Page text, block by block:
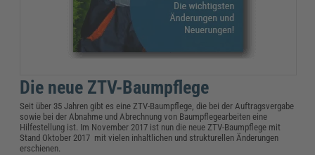
Die neue ZTV-Baumpflege
Seit über 35 Jahren gibt es eine ZTV-Baumpflege, die bei der Auftragsvergabe
sowie bei der Abnahme und Abrechnung von Baumpflegearbeiten eine
Hilfestellung ist. Im November 2017 ist nun die neue ZTV-Baumpflege mit
Stand Oktober 2017 mit vielen inhaltlichen und strukturellen Änderungen
erschienen.